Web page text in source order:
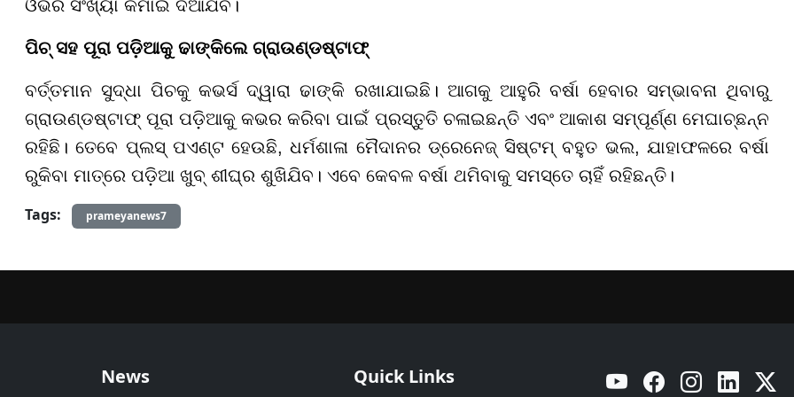
ଓଭର ସଂଖ୍ୟା କମାଇ ଦିଆଯିବ।
ପିଚ୍ ସହ ପୂରା ପଡ଼ିଆକୁ ଢାଙ୍କିଲେ ଗ୍ରାଉଣ୍ଡଷ୍ଟାଫ୍
ବର୍ତ୍ତମାନ ସୁଦ୍ଧା ପିଚକୁ କଭର୍ସ ଦ୍ୱାରା ଢାଙ୍କି ରଖାଯାଇଛି। ଆଗକୁ ଆହୁରି ବର୍ଷା ହେବାର ସମ୍ଭାବନା ଥିବାରୁ
ଗ୍ରାଉଣ୍ଡଷ୍ଟାଫ୍ ପୂରା ପଡ଼ିଆକୁ କଭର କରିବା ପାଇଁ ପ୍ରସ୍ତୁତି ଚଳାଇଛନ୍ତି ଏବଂ ଆକାଶ ସମ୍ପୂର୍ଣ୍ଣ ମେଘାଚ୍ଛନ୍ନ
ରହିଛି। ତେବେ ପ୍ଲସ୍ ପଏଣ୍ଟ ହେଉଛି, ଧର୍ମଶାଳା ମୈଦାନର ଡ୍ରେନେଜ୍ ସିଷ୍ଟମ୍ ବହୁତ ଭଲ, ଯାହାଫଳରେ ବର୍ଷା
ରୁକିବା ମାତ୍ରେ ପଡ଼ିଆ ଖୁବ୍ ଶୀଘ୍ର ଶୁଖିଯିବ। ଏବେ କେବଳ ବର୍ଷା ଥମିବାକୁ ସମସ୍ତେ ଚାହିଁ ରହିଛନ୍ତି।
Tags:
prameyanews7
News Quick Links YouTube Facebook Instagram